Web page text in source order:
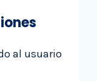
al usuario